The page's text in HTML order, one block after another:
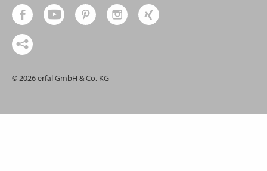
© 2026 erfal GmbH & Co. KG